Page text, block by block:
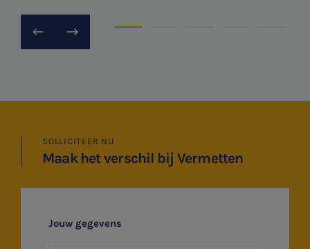
Zonder gedoe
Meest gezochte onderwerpen
Belastingadvies
SOLLICITEER NU
Maak het verschil bij Vermetten
Jouw gegevens